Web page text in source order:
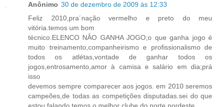
Anônimo 30 de dezembro de 2009 às 12:33
Feliz 2010,pra´nação vermelho e preto do meu
vitória.temos um bom
técnico.ELENCO NÂO GANHA JOGO;o que ganha jogo é
muito treinamento,companheirismo e profissionalismo de
todos os atlétas,vontade de ganhar todos os
jogos,entrosamento,amor à camisa e salário em dia;prá
isso
devemos sempre comparecer aos jogos. em 2010 seremos
campeões,de todas as competições disputadas.sei do que